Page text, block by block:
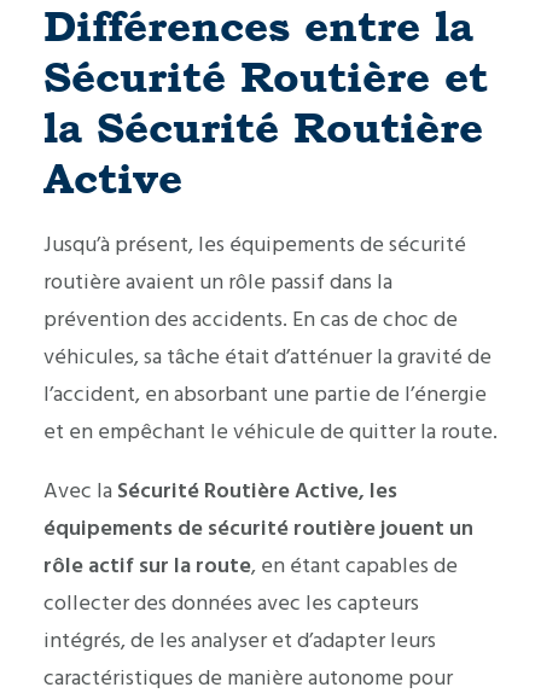
Différences entre la
Sécurité Routière et
la Sécurité Routière
Active
Jusqu’à présent, les équipements de sécurité
routière avaient un rôle passif dans la
prévention des accidents. En cas de choc de
véhicules, sa tâche était d’atténuer la gravité de
l’accident, en absorbant une partie de l’énergie
et en empêchant le véhicule de quitter la route.
Avec la Sécurité Routière Active, les
équipements de sécurité routière jouent un
rôle actif sur la route, en étant capables de
collecter des données avec les capteurs
intégrés, de les analyser et d’adapter leurs
caractéristiques de manière autonome pour